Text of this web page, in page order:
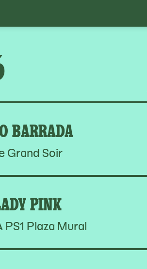
BARRADA
Grand Soir
PINK
Plaza Mural